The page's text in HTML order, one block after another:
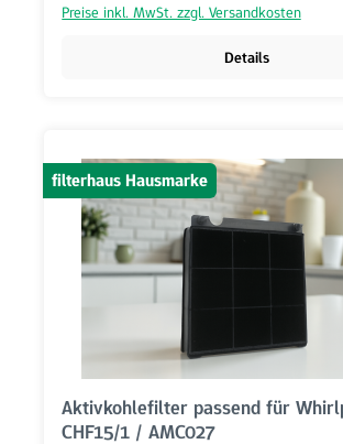
Preise inkl. MwSt. zzgl. Versandkosten
Details
filterhaus Hausmarke
Aktivkohlefilter passend für
CHF15/1 / AMC027